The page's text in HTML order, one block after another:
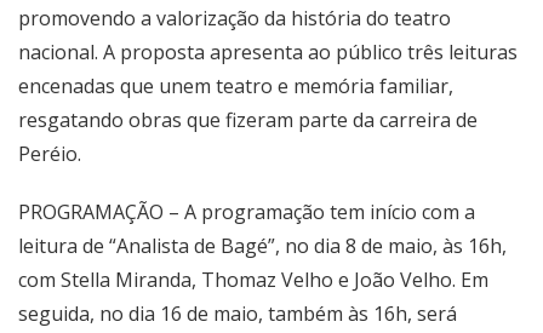
promovendo a valorização da história do teatro
nacional. A proposta apresenta ao público três leituras
encenadas que unem teatro e memória familiar,
resgatando obras que fizeram parte da carreira de
Peréio.
PROGRAMAÇÃO – A programação tem início com a
leitura de “Analista de Bagé”, no dia 8 de maio, às 16h,
com Stella Miranda, Thomaz Velho e João Velho. Em
seguida, no dia 16 de maio, também às 16h, será